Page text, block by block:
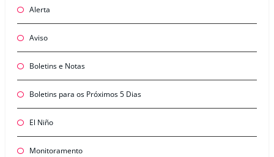
Alerta
Aviso
Boletins e Notas
Boletins para os Próximos 5 Dias
El Niño
Monitoramento